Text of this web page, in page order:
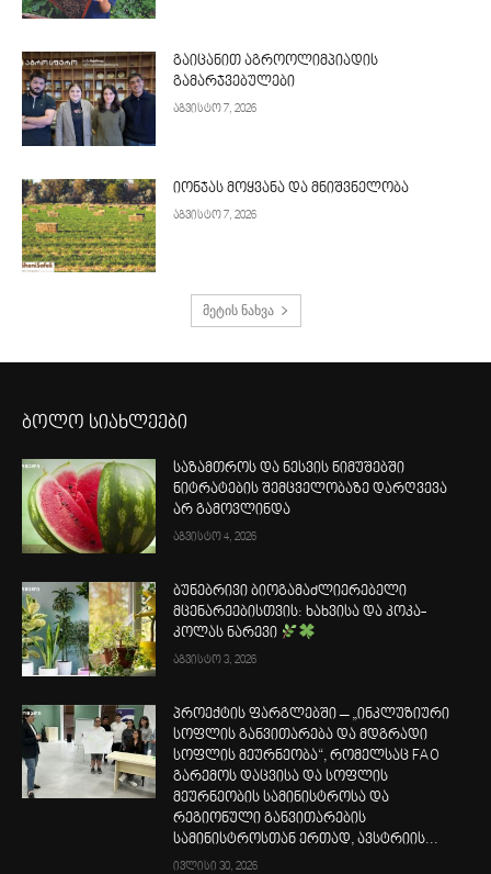
გაიცანით აგროოლიმპიადის
გამარჯვებულები
აგვისტო 7, 2026
იონჯას მოყვანა და მნიშვნელობა
აგვისტო 7, 2026
მეტის ნახვა
ბოლო სიახლეები
საზამთროს და ნესვის ნიმუშებში
ნიტრატების შემცველობაზე დარღვევა
არ გამოვლინდა
აგვისტო 4, 2026
ბუნებრივი ბიოგამაძლიერებელი
მცენარეებისთვის: ხახვისა და კოკა-
კოლას ნარევი
აგვისტო 3, 2026
პროექტის ფარგლებში – „ინკლუზიური
სოფლის განვითარება და მდგრადი
სოფლის მეურნეობა“, რომელსაც FAO
გარემოს დაცვისა და სოფლის
მეურნეობის სამინისტროსა და
რეგიონული განვითარების
სამინისტროსთან ერთად, ავსტრიის...
ივლისი 30, 2026